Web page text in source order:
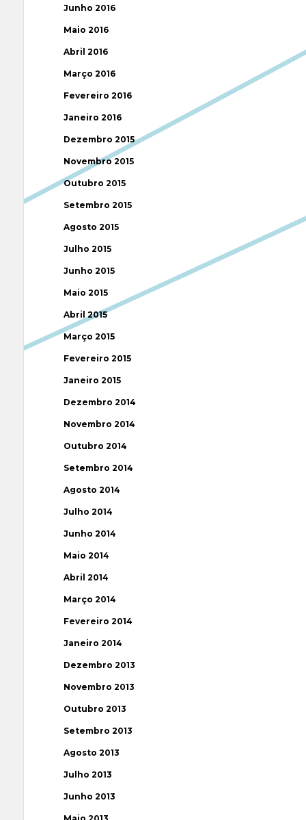
Junho 2016
Maio 2016
Abril 2016
Março 2016
Fevereiro 2016
Janeiro 2016
Dezembro 2015
Novembro 2015
Outubro 2015
Setembro 2015
Agosto 2015
Julho 2015
Junho 2015
Maio 2015
Abril 2015
Março 2015
Fevereiro 2015
Janeiro 2015
Dezembro 2014
Novembro 2014
Outubro 2014
Setembro 2014
Agosto 2014
Julho 2014
Junho 2014
Maio 2014
Abril 2014
Março 2014
Fevereiro 2014
Janeiro 2014
Dezembro 2013
Novembro 2013
Outubro 2013
Setembro 2013
Agosto 2013
Julho 2013
Junho 2013